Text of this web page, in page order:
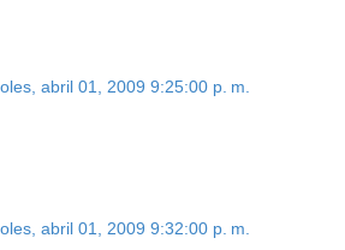
abril 01, 2009 9:25:00 p. m.
abril 01, 2009 9:32:00 p. m.